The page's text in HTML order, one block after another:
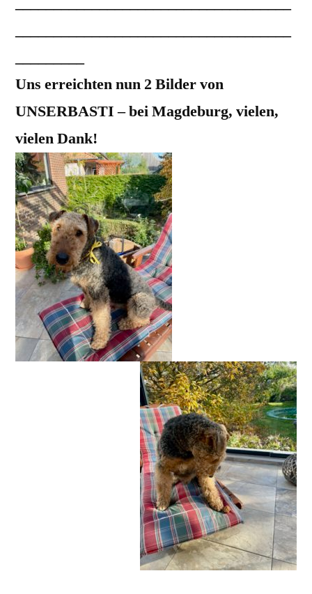
Uns erreichten nun 2 Bilder von
UNSERBASTI – bei Magdeburg, vielen,
vielen Dank!